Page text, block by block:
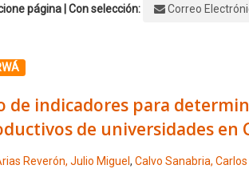
página | Con selección: Correo
el número de resultado 1
de indicadores para
de universidades en
Reverón, Julio Miguel , Calvo Sanabria,